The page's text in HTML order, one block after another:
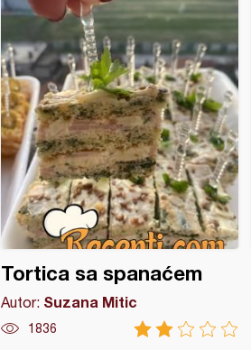
Tortica sa spanaćem
Autor: Suzana Mitic
1836